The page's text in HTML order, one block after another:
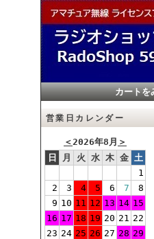
カートを
営業日カレンダー
＜2026年8月 ＞
日
月 火 水 木 金 土
1
2
3 4 5 6 7
8
9 10 11 12 13 14 15
16 17 18 19 20 21 22
23 24 25 26 27 28 29